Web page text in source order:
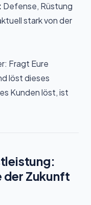
Defense, Rüstung
stark von der
Fragt Eure
löst dieses
Kunden löst, ist
der Zukunft